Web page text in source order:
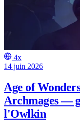
4x
14 juin 2026
Age of
Archmages —
l'Owlkin